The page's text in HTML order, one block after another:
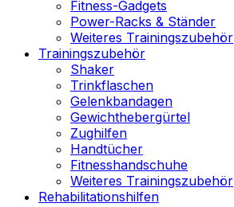
Fitness-Gadgets
Power-Racks & Ständer
Weiteres Trainingszubehör
Trainingszubehör
Shaker
Trinkflaschen
Gelenkbandagen
Gewichthebergürtel
Zughilfen
Handtücher
Fitnesshandschuhe
Weiteres Trainingszubehör
Rehabilitationshilfen